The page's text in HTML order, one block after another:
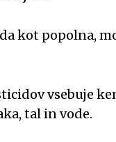
kot popolna,
vsebuje
tal in vode.